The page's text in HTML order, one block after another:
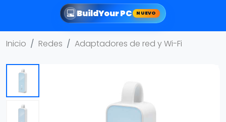
BuildYour PC NUEVO
Inicio Redes Adaptadores de red y Wi-Fi